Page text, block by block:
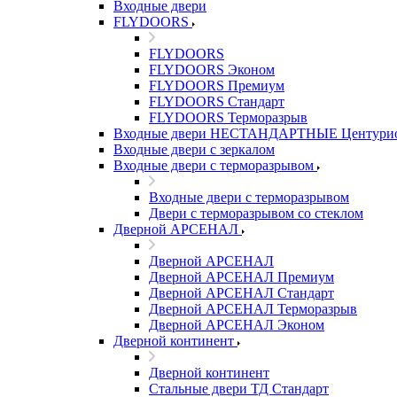
Входные двери
FLYDOORS
FLYDOORS
FLYDOORS Эконом
FLYDOORS Премиум
FLYDOORS Стандарт
FLYDOORS Терморазрыв
Входные двери НЕСТАНДАРТНЫЕ
Входные двери с зеркалом
Входные двери с терморазрывом
Входные двери с терморазрывом
Двери с терморазрывом со стеклом
Дверной АРСЕНАЛ
Дверной АРСЕНАЛ
Дверной АРСЕНАЛ Премиум
Дверной АРСЕНАЛ Стандарт
Дверной АРСЕНАЛ Терморазрыв
Дверной АРСЕНАЛ Эконом
Дверной континент
Дверной континент
Стальные двери ТД Стандарт